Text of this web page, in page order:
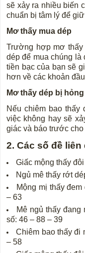
sẽ xảy ra nhiều biến
chuẩn bị tâm lý để
Mơ thấy mua dép
Trường hợp mơ
dép để mua chúng là
tiền bạc của bạn sẽ
hơn về các khoản
Mơ thấy dép bị hỏng
Nếu chiêm bao
việc không hay sẽ
giác và báo trước
2. Các số đề
Giấc mộng thấy
Ngủ mê thấy rớt
Mộng mị thấy
– 63
Mê ngủ thấy đang
số: 46 – 88 – 39
Chiêm bao thấy đi
– 58